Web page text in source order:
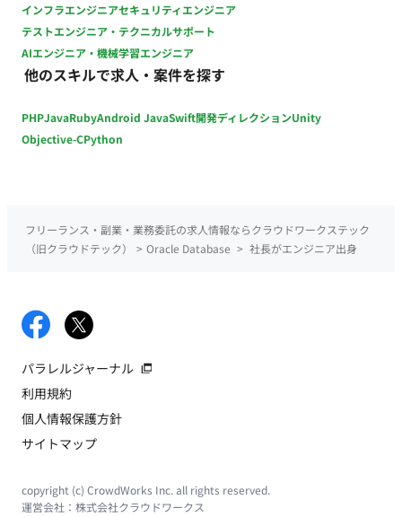
インフラエンジニアセキュリティエンジニア
テストエンジニア・テクニカルサポート
AIエンジニア・機械学習エンジニア
他のスキルで求人・案件を探す
PHPJavaRubyAndroid JavaSwift開発ディレクションUnity
Objective-CPython
フリーランス・副業・業務委託の求人情報ならクラウドワークステック
（旧クラウドテック）
> Oracle Database > 社長がエンジニア出身
パラレルジャーナル
利用規約
個人情報保護方針
サイトマップ
copyright (c) CrowdWorks Inc. all rights reserved.
運営会社： 株式会社クラウドワークス